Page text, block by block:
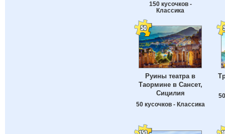
150 кусочков -
Классика
Руины театра в
Таормине в Сансет,
Сицилия
50 кусочков - Классика